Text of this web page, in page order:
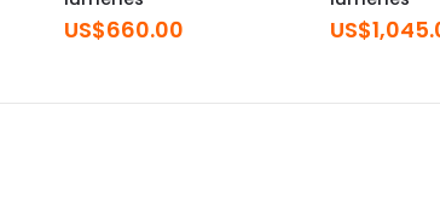
US$660.00 US$